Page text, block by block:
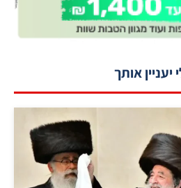
יעניין אותך